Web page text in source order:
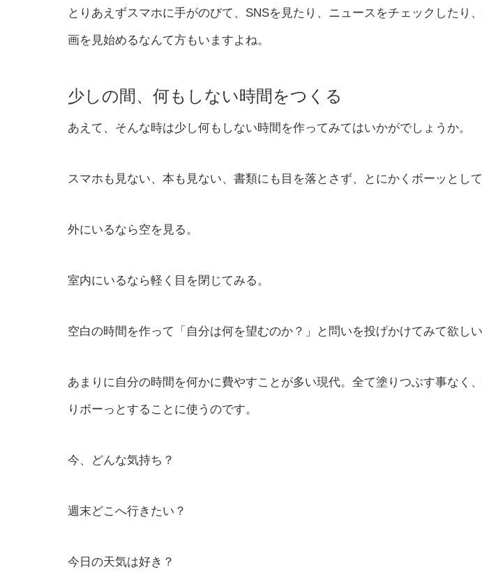
とりあえずスマホに手がのびて、SNSを見たり、ニュースをチェックしたり
画を見始めるなんて方もいますよね。
少しの間、何もしない時間をつくる
あえて、そんな時は少し何もしない時間を作ってみてはいかがでしょうか。
スマホも見ない、本も見ない、書類にも目を落とさず、とにかくボーッとして
外にいるなら空を見る。
室内にいるなら軽く目を閉じてみる。
空白の時間を作って「自分は何を望むのか？」と問いを投げかけてみて欲しい
あまりに自分の時間を何かに費やすことが多い現代。全て塗りつぶす事なく
りボーっとすることに使うのです。
今、どんな気持ち？
週末どこへ行きたい？
今日の天気は好き？